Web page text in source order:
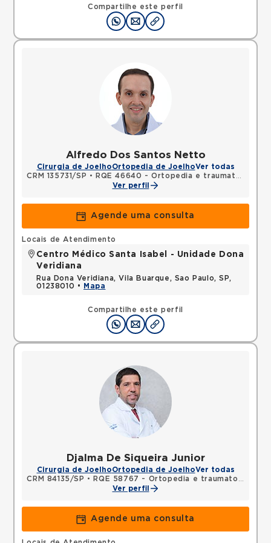
Compartilhe este perfil
Alfredo Dos Santos Netto
Cirurgia de JoelhoOrtopedia de JoelhoVer todas
CRM 135731/SP •
RQE 46640 - Ortopedia e traumatologia
Ver perfil
Agende uma consulta
Compartilhe este perfil
Locais de Atendimento
Centro Médico Santa Isabel - Unidade Dona
Veridiana
Rua Dona Veridiana, Vila Buarque, Sao Paulo, SP,
01238010 •
Mapa
Djalma De Siqueira Junior
Cirurgia de JoelhoOrtopedia de JoelhoVer todas
CRM 84135/SP •
RQE 58767 - Ortopedia e traumatologia
Ver perfil
Agende uma consulta